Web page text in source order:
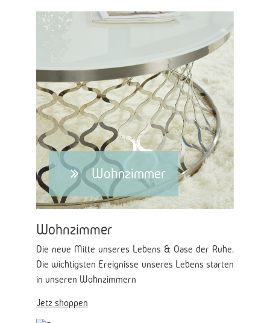
Wohnzimmer
Wohnzimmer
Die neue Mitte unseres Lebens & Oase der Ruhe.
Die wichtigsten Ereignisse unseres Lebens starten
in unseren Wohnzimmern
Jetz shoppen